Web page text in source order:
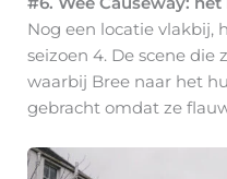
Nog een locatie vlakbij,
seizoen 4. De scene die
waarbij Bree naar het
gebracht omdat ze